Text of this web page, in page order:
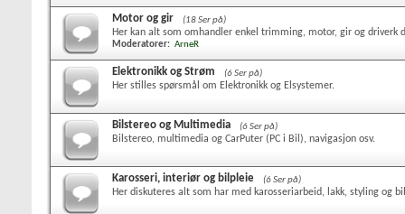
Motor og gir (18 Ser på)
Her kan alt som omhandler enkel trimming, motor, gir og driverk
Moderatorer: ArneR
Elektronikk og Strøm (6 Ser på)
Her stilles spørsmål om Elektronikk og Elsystemer.
Bilstereo og Multimedia (6 Ser på)
Bilstereo, multimedia og CarPuter (PC i Bil), navigasjon osv.
Karosseri, interiør og bilpleie (6 Ser på)
Her diskuteres alt som har med karosseriarbeid, lakk, styling og